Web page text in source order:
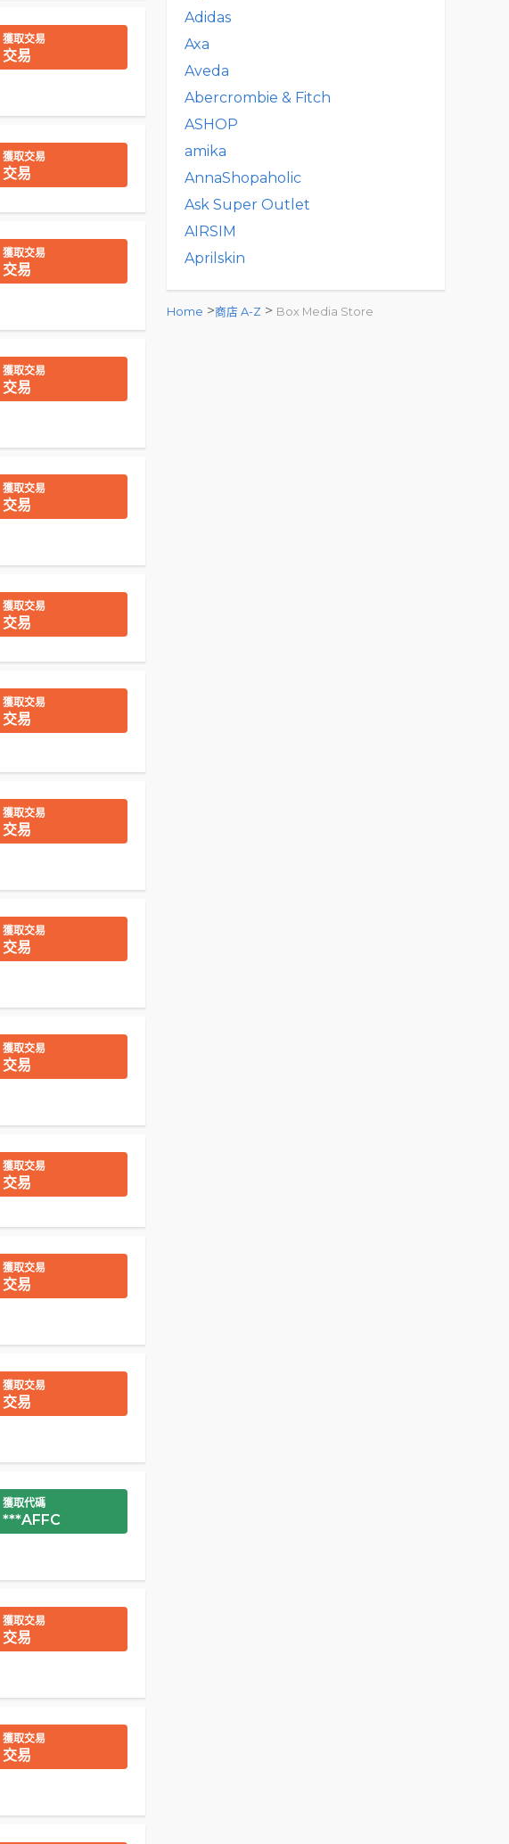
獲取交易
交易
獲取交易
交易
獲取交易
交易
獲取交易
交易
獲取交易
交易
獲取交易
交易
獲取交易
交易
獲取交易
交易
獲取交易
交易
獲取交易
交易
獲取交易
交易
獲取交易
交易
獲取交易
交易
獲取代碼
***AFFC
獲取交易
交易
獲取交易
交易
Adidas
Axa
Aveda
Abercrombie & Fitch
ASHOP
amika
AnnaShopaholic
Ask Super Outlet
AIRSIM
Aprilskin
Home >商店 A-Z > Box Media Store